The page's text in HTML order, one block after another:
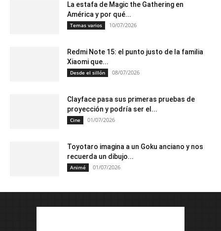
La estafa de Magic the Gathering en
América y por qué...
Temas varios 10/07/2026
Redmi Note 15: el punto justo de la familia
Xiaomi que...
Desde el sillón 08/07/2026
Clayface pasa sus primeras pruebas de
proyección y podría ser el...
Cine 01/07/2026
Toyotaro imagina a un Goku anciano y nos
recuerda un dibujo...
Animé 01/07/2026